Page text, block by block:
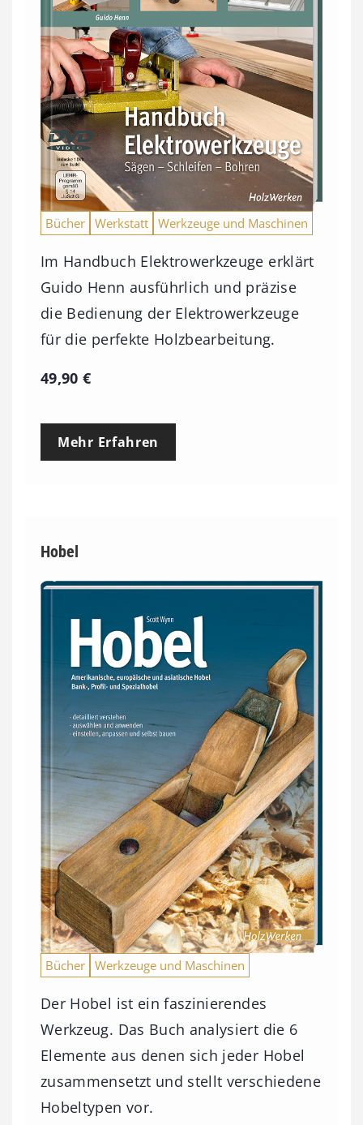
Bücher Werkstatt Werkzeuge und Maschinen
Im Handbuch Elektrowerkzeuge erklärt
Guido Henn ausführlich und präzise
die Bedienung der Elektrowerkzeuge
für die perfekte Holzbearbeitung.
49,90€
Mehr Erfahren
Hobel
Bücher Werkzeuge und Maschinen
Der Hobel ist ein faszinierendes
Werkzeug. Das Buch analysiert die 6
Elemente aus denen sich jeder Hobel
zusammensetzt und stellt verschiedene
Hobeltypen vor.